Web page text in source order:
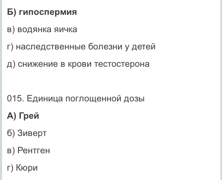
Б) гипоспермия
в) водянка яичка
г) наследственные болезни у детей
д) снижение в крови тестостерона
015. Единица поглощенной дозы
А) Грей
б) Зиверт
в) Рентген
г) Кюри